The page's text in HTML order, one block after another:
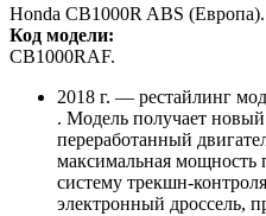
Honda CB1000R ABS (Европа).
Код модели:
CB1000RAF.
2018 г. — рестайлинг
. Модель получает
переработанный
максимальная мощность
систему трекшн-
электронный дроссель,